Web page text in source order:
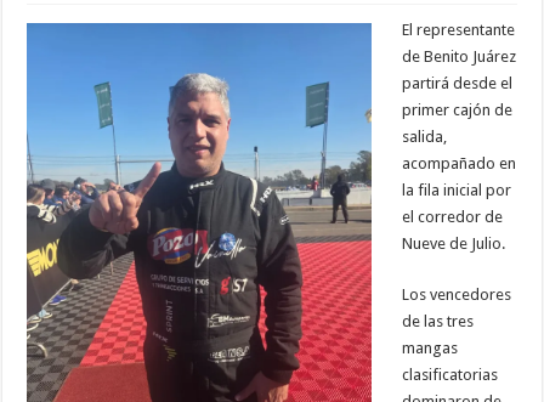
El representante
de Benito Juárez
partirá desde el
primer cajón de
salida,
acompañado en
la fila inicial por
el corredor de
Nueve de Julio.
Los vencedores
de las tres
mangas
clasificatorias